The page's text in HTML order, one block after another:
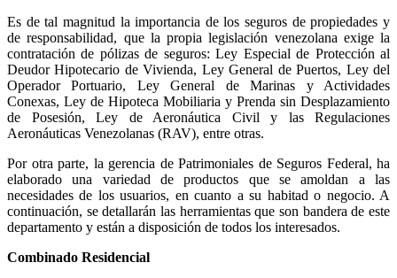
Es de tal magnitud la importancia de los seguros de propiedades y
de responsabilidad, que la propia legislación venezolana exige la
contratación de pólizas de seguros: Ley Especial de Protección al
Deudor Hipotecario de Vivienda, Ley General de Puertos, Ley del
Operador Portuario, Ley General de Marinas y Actividades
Conexas, Ley de Hipoteca Mobiliaria y Prenda sin Desplazamiento
de Posesión, Ley de Aeronáutica Civil y las Regulaciones
Aeronáuticas Venezolanas (RAV), entre otras.
Por otra parte, la gerencia de Patrimoniales de Seguros Federal, ha
elaborado una variedad de productos que se amoldan a las
necesidades de los usuarios, en cuanto a su habitad o negocio. A
continuación, se detallarán las herramientas que son bandera de este
departamento y están a disposición de todos los interesados.
Combinado Residencial